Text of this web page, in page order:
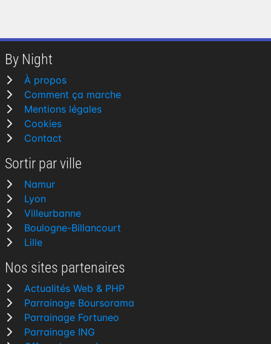
By Night
À propos
Comment ça marche
Mentions légales
Cookies
Contact
Sortir par ville
Namur
Lyon
Villeurbanne
Boulogne-Billancourt
Lille
Nos sites partenaires
Actualités Web & PHP
Parrainage Boursorama
Parrainage Fortuneo
Parrainage ING